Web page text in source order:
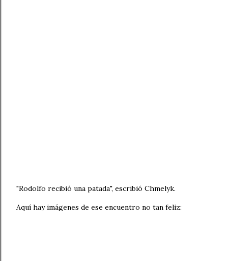
"Rodolfo recibió una patada", escribió Chmelyk.
Aquí hay imágenes de ese encuentro no tan feliz: